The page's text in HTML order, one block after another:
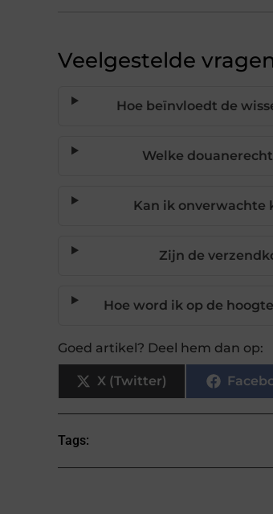
Veelgestelde
Hoe beïnvloedt de
Welke
Kan ik onverwachte
Zijn de
Hoe word ik op de
Goed artikel? Deel hem dan op:
X (Twitter)
Tags: